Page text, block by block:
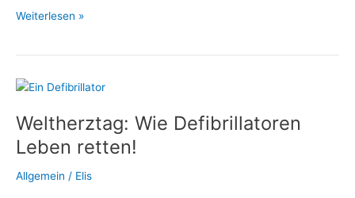
Telefonaktion
Jubiläum
Diabetologie
am
DGD-
Krankenhaus
Weiterlesen »
Weltherztag: Wie Defibrillatoren
Leben retten!
Allgemein / Elis